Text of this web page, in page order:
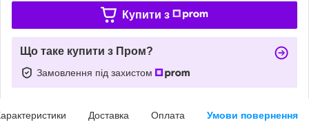
Купити з
Що таке купити з Пром?
Замовлення під захистом
Доставка Оплата Умови повернення